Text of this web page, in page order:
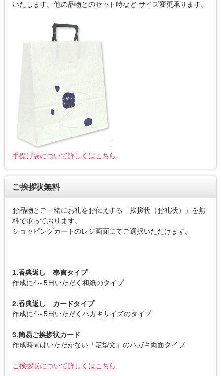
いたします。他の品物とのセット時など サイズ変更承ります。
手提げ袋について詳しくはこちら
ご挨拶状無料
お品物とご一緒にお礼をお伝えする「挨拶状（お礼状）」を無
料で承っております。
ショッピングカートのレジ画面にてご選択いただけます。
1.香典返し 奉書タイプ
作成に4～5日いただく和紙のタイプ
2.香典返し カードタイプ
作成に4～5日いただくハガキサイズのタイプ
3.簡易ご挨拶状カード
作成時間はいただかない「定型文」のハガキ両面タイプ
ご挨拶状について詳しくはこちら